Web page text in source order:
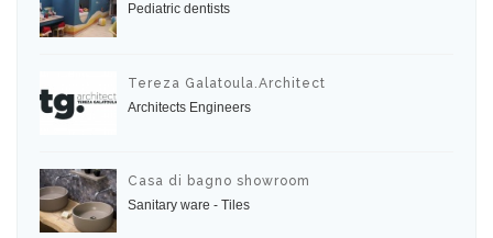
Pediatric dentists
Tereza Galatoula.Architect
Architects Engineers
Casa di bagno showroom
Sanitary ware - Tiles